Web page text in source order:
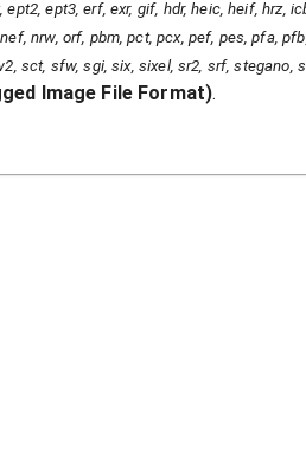
ept3, erf, exr, gif, hdr, heic, heif, hrz,
nrw, orf, pbm, pct, pcx, pef, pes, pfa,
sct, sfw, sgi, six, sixel, sr2, srf, stegano,
Image File Format).